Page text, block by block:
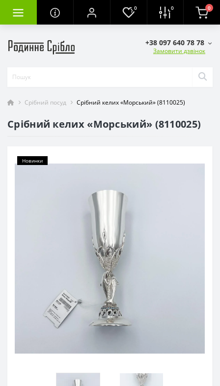
0 0 0
+38 097 640 78 78
Замовити дзвінок
Срібний посуд Срібний келих «Морський» (8110025)
Срібний келих «Морський» (8110025)
Новинки